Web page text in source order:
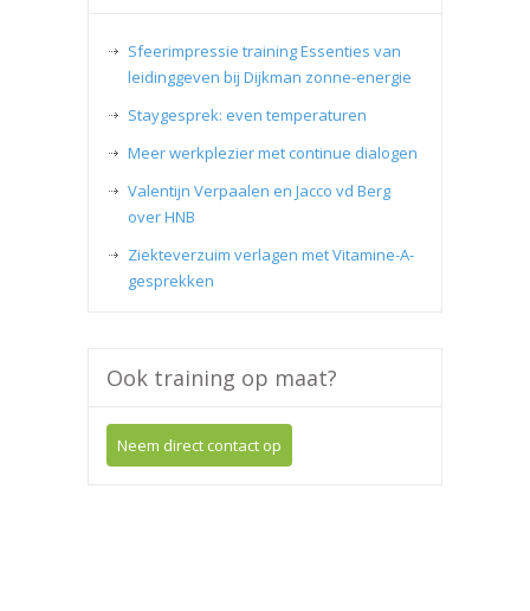
Sfeerimpressie training Essenties van
leidinggeven bij Dijkman zonne-energie
Staygesprek: even temperaturen
Meer werkplezier met continue dialogen
Valentijn Verpaalen en Jacco vd Berg
over HNB
Ziekteverzuim verlagen met Vitamine-A-
gesprekken
Ook training op maat?
Neem direct contact op